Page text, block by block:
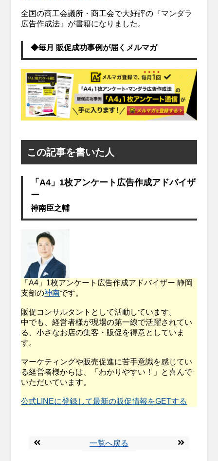
全国の商工会議所・商工会で大好評の『マンダラ
広告作成法』が書籍になりました。
◆毎月 販促成功事例が届くメルマガ
この記事を書いた人
「A4」1枚アンケート広告作成アドバイザ
ー
神南臣之輔
「A4」1枚アンケート広告作成アドバイザー 静岡
支部の神南です。
販促コンサルタントとして活動しています。
中でも、経営者様が現場の第一線で活躍されてい
る、小さなお店の集客・販促を得意としていま
す。
マーケティングや販売促進に苦手意識を感じてい
る経営者様からは、「わかりやすい！」と喜んで
いただいています。
公式LINEに登録して最新の販促情報をGETする
一覧へ戻る